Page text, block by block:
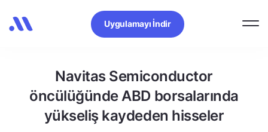
Uygulamayı İndir
Navitas Semiconductor
öncülüğünde ABD borsalarında
yükseliş kaydeden hisseler